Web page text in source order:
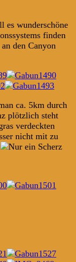
es wunderschöne
finden
den Canyon
ca. 5km durch
plötzlich steht
verdeckten
nicht mit zu